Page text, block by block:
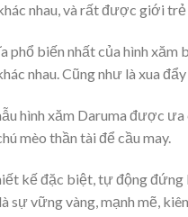
nhau, và rất được giới
phổ biến nhất của hình xăm
nhau. Cũng như là xua
hình xăm Daruma được
mèo thần tài để cầu may.
kế đặc biệt, tự động đứng
sự vững vàng, mạnh mẽ,